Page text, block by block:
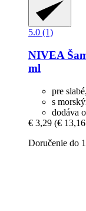
5.0 (1)
NIVEA
ml
pre
s
dodáva
€ 3,29 (€
Doručenie do